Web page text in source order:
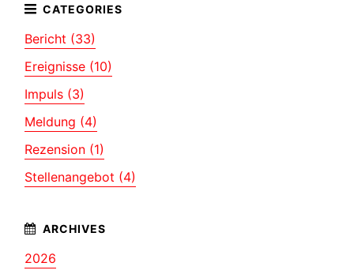
Bericht (33)
Ereignisse (10)
Impuls (3)
Meldung (4)
Rezension (1)
Stellenangebot (4)
2026